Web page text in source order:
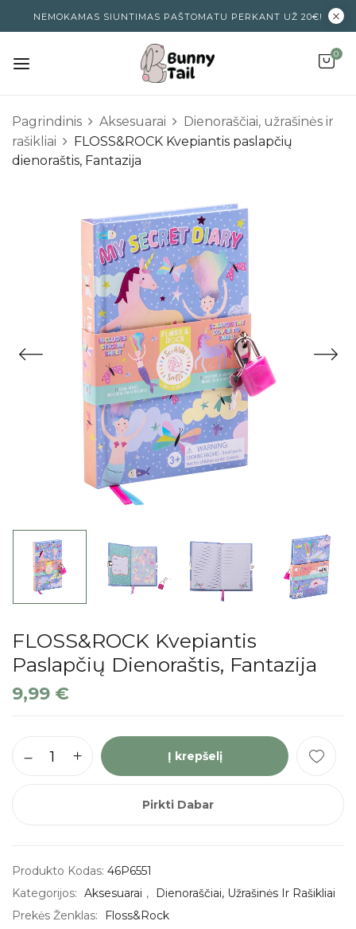
NEMOKAMAS SIUNTIMAS PAŠTOMATU PERKANT UŽ 20€!
0
Pagrindinis Aksesuarai
Dienoraščiai, užrašinės ir
rašikliai
FLOSS&ROCK Kvepiantis paslapčių
dienoraštis, Fantazija
FLOSS&ROCK Kvepiantis
Paslapčių Dienoraštis, Fantazija
9,99 €
Į krepšelį
Pirkti Dabar
Produkto Kodas: 46P6551
Kategorijos: Aksesuarai ,
Dienoraščiai, Užrašinės Ir Rašikliai
Prekės Ženklas:
Floss&Rock